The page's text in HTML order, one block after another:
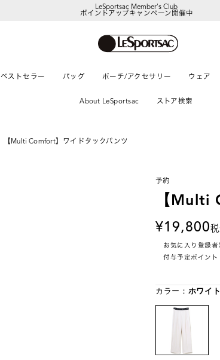
LeSportsac Member's Club
ポイントアップキャンペーン開催中
ベストセラー バッグ ポーチ/アクセサリー ウェア
About LeSportsac ストア検索
【Multi Comfort】ワイドタックパンツ
予約
【Multi
19,800
お気に入り登録者
付与予定ポイント
カラー： ホワイト